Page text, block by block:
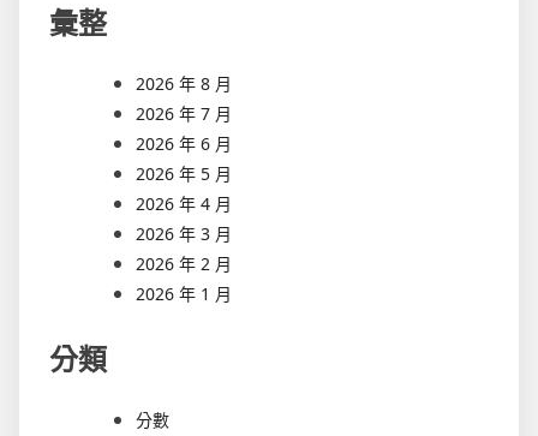
彙整
2026 年 8 月
2026 年 7 月
2026 年 6 月
2026 年 5 月
2026 年 4 月
2026 年 3 月
2026 年 2 月
2026 年 1 月
分類
分數